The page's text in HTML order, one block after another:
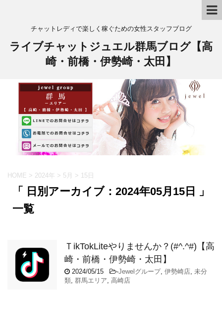
チャットレディで楽しく稼ぐための女性スタッフブログ
ライブチャットジュエル群馬ブログ【高
崎・前橋・伊勢崎・太田】
HOME > 2024年 > 5月 > 15日
「 日別アーカイブ：2024年05月15日 」
一覧
ＴikTokLiteやりませんか？(#^.^#)【高
崎・前橋・伊勢崎・太田】
2024/05/15 -Jewelグループ, 伊勢崎店, 未分
類, 群馬エリア, 高崎店